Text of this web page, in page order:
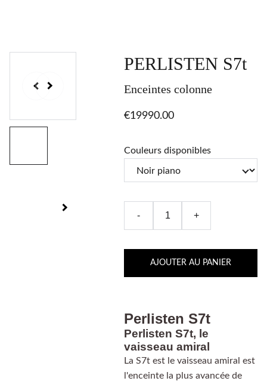
PERLISTEN S7t
Enceintes colonne
€19990.00
Couleurs disponibles
- +
AJOUTER AU PANIER
Perlisten S7t
Perlisten S7t, le
vaisseau amiral
La S7t est le vaisseau amiral est
l'enceinte la plus avancée de